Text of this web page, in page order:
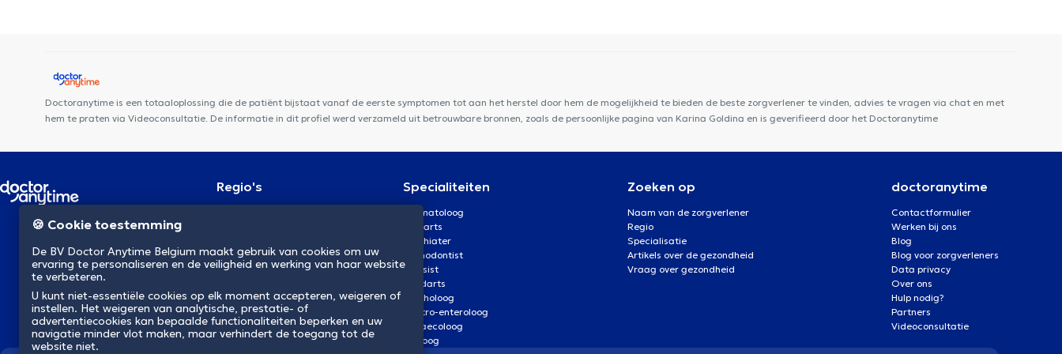
Doctoranytime is een totaaloplossing die de patiënt bijstaat vanaf de eerste symptomen tot aan het herstel door hem de mogelijkheid te bieden de beste zorgverlener te vinden, advies te vragen via chat en met
hem te praten via Videoconsultatie. De informatie in dit profiel werd verzameld uit betrouwbare bronnen, zoals de persoonlijke pagina van Karina Goldina en is geverifieerd door het Doctoranytime
NL
Regio's
Charleroi
Luik
Namen
Leuven
Mons
Aalst
Specialiteiten
Dermatoloog
Oogarts
Psychiater
Orthodontist
Kinesist
Tandarts
Psycholoog
Gastro-enteroloog
Gynaecoloog
Uroloog
Zoeken op
Naam van de zorgverlener
Regio
Specialisatie
Artikels over de gezondheid
Vraag over gezondheid
doctoranytime
Contactformulier
Werken bij ons
Blog
Blog voor zorgverleners
Data privacy
Over ons
Hulp nodig?
Partners
Videoconsultatie
🍪 Cookie toestemming
De BV Doctor Anytime Belgium maakt gebruik van cookies om uw
ervaring te personaliseren en de veiligheid en werking van haar website
te verbeteren.
U kunt niet-essentiële cookies op elk moment accepteren, weigeren of
instellen. Het weigeren van analytische, prestatie- of
advertentiecookies kan bepaalde functionaliteiten beperken en uw
navigatie minder vlot maken, maar verhindert de toegang tot de
website niet.